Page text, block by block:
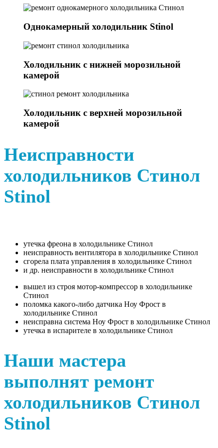
Однокамерный холодильник Stinol
Холодильник с нижней морозильной
камерой
Холодильник с верхней морозильной
камерой
Неисправности
холодильников Стинол
Stinol
утечка фреона в холодильнике Стинол
неисправность вентилятора в холодильнике Стинол
сгорела плата управления в холодильнике Стинол
и др. неисправности в холодильнике Стинол
вышел из строя мотор-компрессор в холодильнике
Стинол
поломка какого-либо датчика Ноу Фрост в
холодильнике Стинол
неисправна система Ноу Фрост в холодильнике Стинол
утечка в испарителе в холодильнике Стинол
Наши мастера
выполнят ремонт
холодильников Стинол
Stinol